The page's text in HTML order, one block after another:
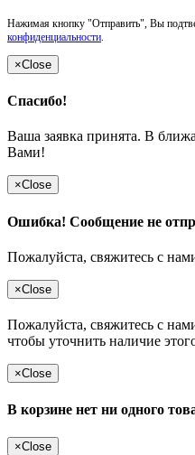
Нажимая кнопку "Отправить", Вы
конфиденциальности.
×Close
Спасибо!
Ваша заявка принята. В
Вами!
×Close
Ошибка! Сообщение не
Пожалуйста, свяжитесь с
×Close
Пожалуйста, свяжитесь с
чтобы уточнить наличие
×Close
В корзине нет ни одного
×Close